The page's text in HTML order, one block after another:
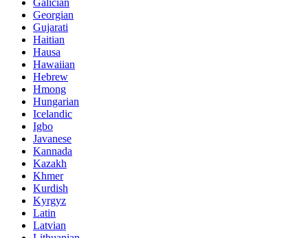
Georgian
Gujarati
Haitian
Hausa
Hawaiian
Hebrew
Hmong
Hungarian
Icelandic
Igbo
Javanese
Kannada
Kazakh
Khmer
Kurdish
Kyrgyz
Latin
Latvian